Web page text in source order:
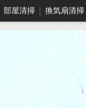
部屋清掃 換気扇清掃